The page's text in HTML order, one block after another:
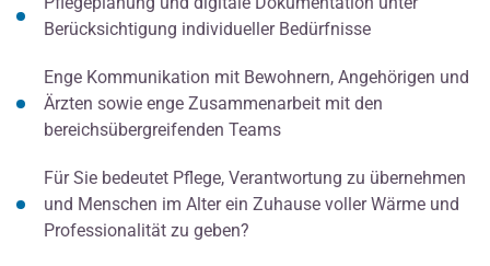
Berücksichtigung individueller Bedürfnisse
Enge Kommunikation mit Bewohnern, Angehörigen und
Ärzten sowie enge Zusammenarbeit mit den
bereichsübergreifenden Teams
Für Sie bedeutet Pflege, Verantwortung zu übernehmen
und Menschen im Alter ein Zuhause voller Wärme und
Professionalität zu geben?